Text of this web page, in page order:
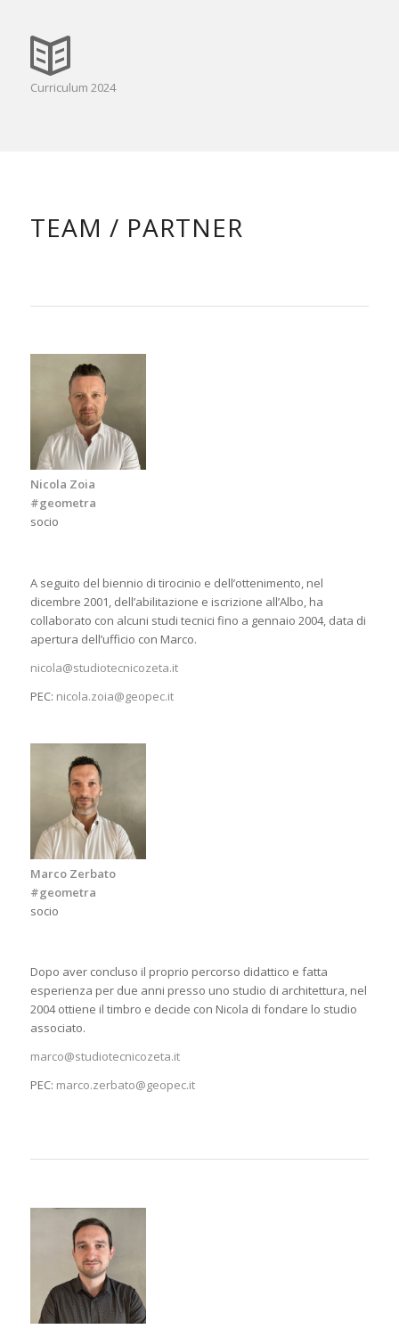
Curriculum 2024
TEAM / PARTNER
Nicola Zoia
#geometra
socio
A seguito del biennio di tirocinio e dell’ottenimento, nel
dicembre 2001, dell’abilitazione e iscrizione all’Albo, ha
collaborato con alcuni studi tecnici fino a gennaio 2004, data di
apertura dell’ufficio con Marco.
nicola@studiotecnicozeta.it
PEC: nicola.zoia@geopec.it
Marco Zerbato
#geometra
socio
Dopo aver concluso il proprio percorso didattico e fatta
esperienza per due anni presso uno studio di architettura, nel
2004 ottiene il timbro e decide con Nicola di fondare lo studio
associato.
marco@studiotecnicozeta.it
PEC: marco.zerbato@geopec.it